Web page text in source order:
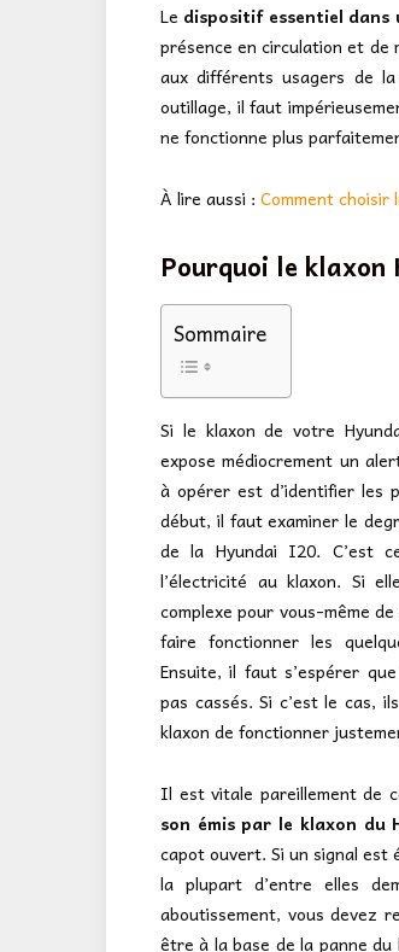
Le dispositif essentiel
présence en circulation et de
aux différents usagers de
outillage, il faut
ne fonctionne plus
À lire aussi : Comment choisir
Pourquoi le klaxon
Sommaire
Si le klaxon de votre
expose médiocrement un
à opérer est d’identifier les
début, il faut examiner le
de la Hyundai I20. C’est
l’électricité au klaxon. Si
complexe pour vous-même
faire fonctionner les
Ensuite, il faut s’espérer
pas cassés. Si c’est le cas,
klaxon de fonctionner
Il est vitale pareillement de
son émis par le klaxon du
capot ouvert. Si un signal est
la plupart d’entre elles
aboutissement, vous devez
être à la base de la panne